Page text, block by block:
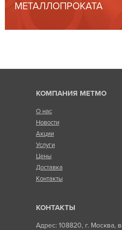
МЕТАЛЛОПРОКАТА
КОМПАНИЯ МЕТМО
О нас
Новости
Акции
Услуги
Цены
Доставка
Контакты
КОНТАКТЫ
Адрес: 108820, г. Москва,